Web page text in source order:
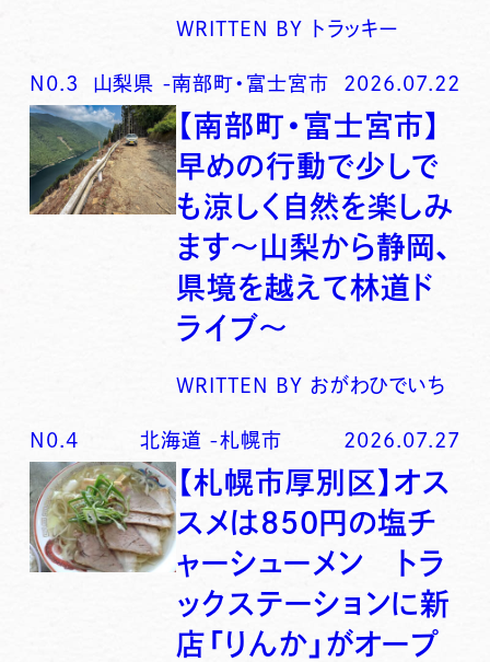
WRITTEN BY トラッキー
N0. 3 山梨県 -南部町・富士宮市 2026.07.22
【南部町・富士宮市】
早めの行動で少しで
も涼しく自然を楽しみ
ます〜山梨から静岡、
県境を越えて林道ド
ライブ〜
WRITTEN BY おがわひでいち
N0. 4 北海道 -札幌市 2026.07.27
【札幌市厚別区】オス
スメは850円の塩チ
ャーシューメン トラ
ックステーションに新
店「りんか」がオープ